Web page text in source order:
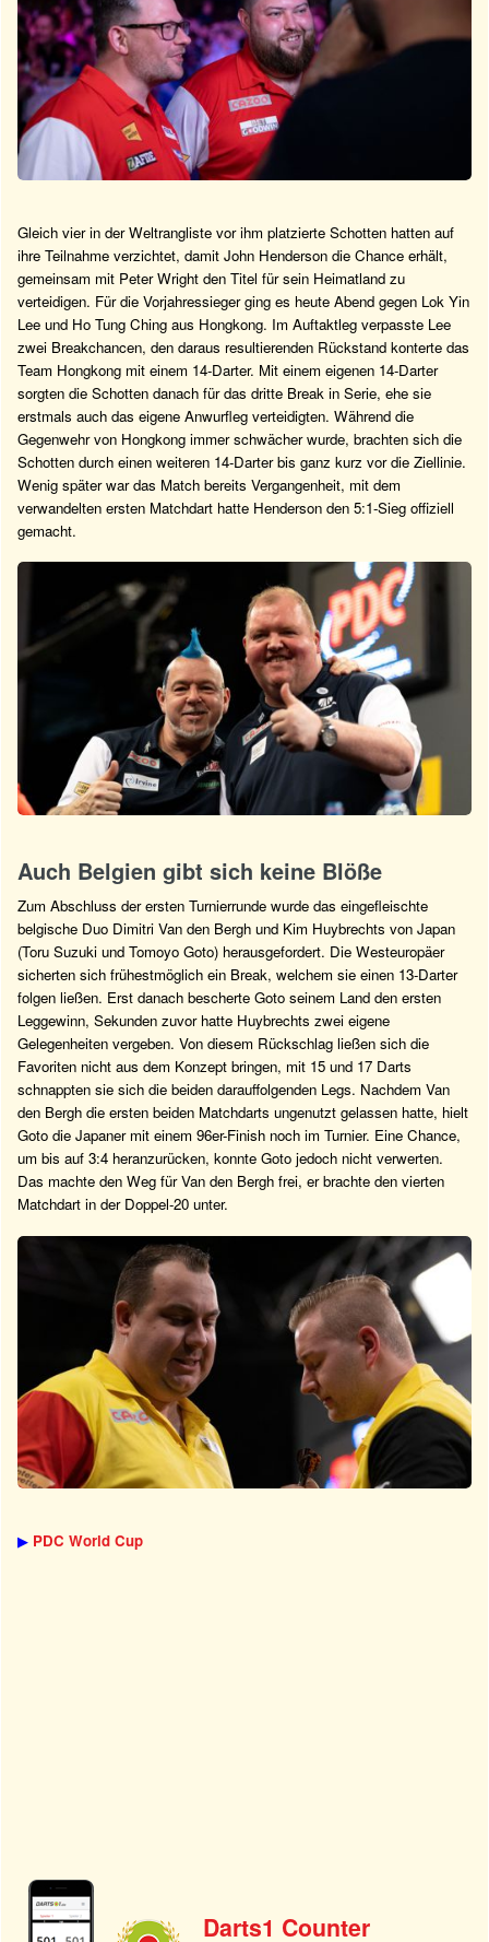
Gleich vier in der Weltrangliste vor ihm platzierte Schotten hatten auf
ihre Teilnahme verzichtet, damit John Henderson die Chance erhält,
gemeinsam mit Peter Wright den Titel für sein Heimatland zu
verteidigen. Für die Vorjahressieger ging es heute Abend gegen Lok Yin
Lee und Ho Tung Ching aus Hongkong. Im Auftaktleg verpasste Lee
zwei Breakchancen, den daraus resultierenden Rückstand konterte das
Team Hongkong mit einem 14-Darter. Mit einem eigenen 14-Darter
sorgten die Schotten danach für das dritte Break in Serie, ehe sie
erstmals auch das eigene Anwurfleg verteidigten. Während die
Gegenwehr von Hongkong immer schwächer wurde, brachten sich die
Schotten durch einen weiteren 14-Darter bis ganz kurz vor die Ziellinie.
Wenig später war das Match bereits Vergangenheit, mit dem
verwandelten ersten Matchdart hatte Henderson den 5:1-Sieg offiziell
gemacht.
Auch Belgien gibt sich keine Blöße
Zum Abschluss der ersten Turnierrunde wurde das eingefleischte
belgische Duo Dimitri Van den Bergh und Kim Huybrechts von Japan
(Toru Suzuki und Tomoyo Goto) herausgefordert. Die Westeuropäer
sicherten sich frühestmöglich ein Break, welchem sie einen 13-Darter
folgen ließen. Erst danach bescherte Goto seinem Land den ersten
Leggewinn, Sekunden zuvor hatte Huybrechts zwei eigene
Gelegenheiten vergeben. Von diesem Rückschlag ließen sich die
Favoriten nicht aus dem Konzept bringen, mit 15 und 17 Darts
schnappten sie sich die beiden darauffolgenden Legs. Nachdem Van
den Bergh die ersten beiden Matchdarts ungenutzt gelassen hatte, hielt
Goto die Japaner mit einem 96er-Finish noch im Turnier. Eine Chance,
um bis auf 3:4 heranzurücken, konnte Goto jedoch nicht verwerten.
Das machte den Weg für Van den Bergh frei, er brachte den vierten
Matchdart in der Doppel-20 unter.
▶ PDC World Cup
Darts1 Counter